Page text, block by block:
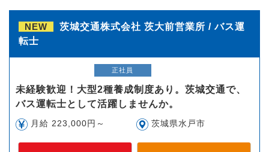
NEW
茨城交通株式会社 茨大前営業所 / バス運
転士
正社員
未経験歓迎！大型2種養成制度あり。茨城交通で、
バス運転士として活躍しませんか。
月給 223,000円～ 茨城県水戸市